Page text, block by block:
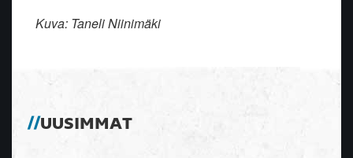
Kuva: Taneli Niinimäki
UUSIMMAT